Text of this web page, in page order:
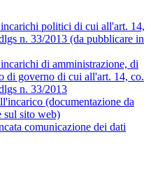
politici di cui all'art. 14,
n. 33/2013 (da pubblicare in
di amministrazione, di
di governo di cui all'art. 14, co.
n. 33/2013
(documentazione da
sul sito web)
comunicazione dei dati